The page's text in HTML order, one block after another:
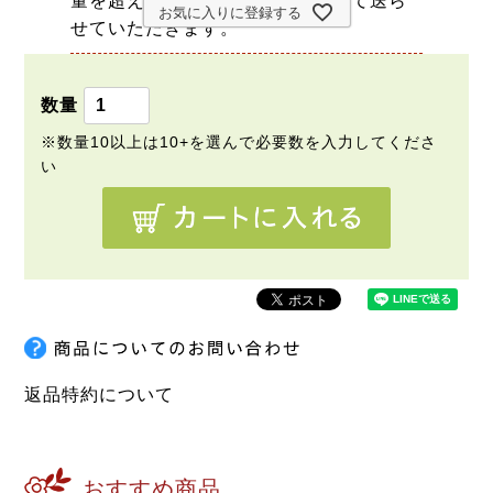
せていただきます。
お気に入りに登録する
返品特約について